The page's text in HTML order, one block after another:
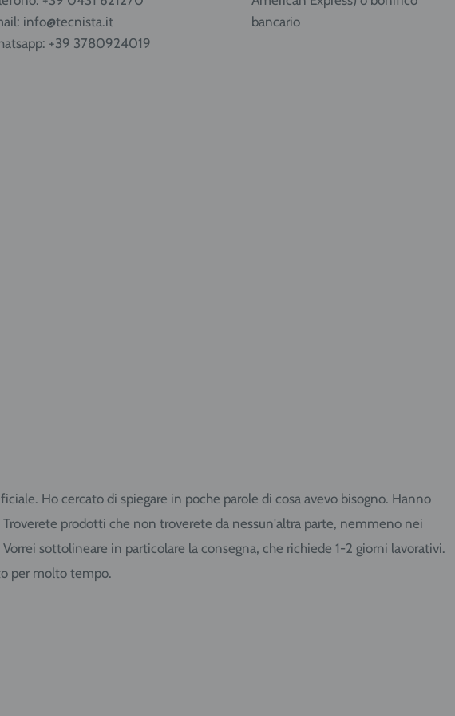
info@tecnista.it
+39 3780924019
bancario
Ho cercato di spiegare in poche parole di cosa avevo bisogno. Hanno
prodotti che non troverete da nessun'altra parte, nemmeno nei
sottolineare in particolare la consegna, che richiede 1-2 giorni lavorativi.
per molto tempo.